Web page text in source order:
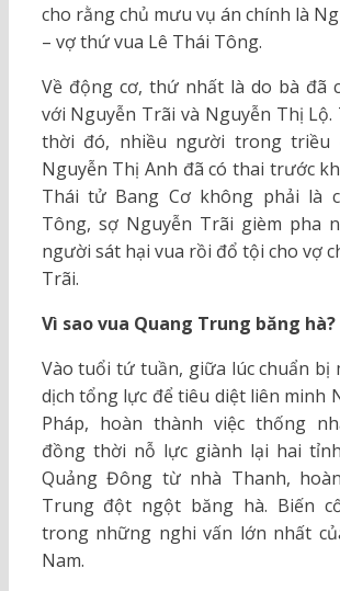
cho rằng chủ mưu vụ án chính là
– vợ thứ vua Lê Thái Tông.
Về động cơ, thứ nhất là do bà đã
với Nguyễn Trãi và Nguyễn Thị Lộ.
thời đó, nhiều người trong triều
Nguyễn Thị Anh đã có thai trước
Thái tử Bang Cơ không phải là
Tông, sợ Nguyễn Trãi gièm pha
người sát hại vua rồi đổ tội cho vợ
Trãi.
Vì sao vua Quang Trung băng hà?
Vào tuổi tứ tuần, giữa lúc chuẩn bị
dịch tổng lực để tiêu diệt liên minh
Pháp, hoàn thành việc thống
đồng thời nỗ lực giành lại hai
Quảng Đông từ nhà Thanh,
Trung đột ngột băng hà. Biến
trong những nghi vấn lớn nhất
Nam.